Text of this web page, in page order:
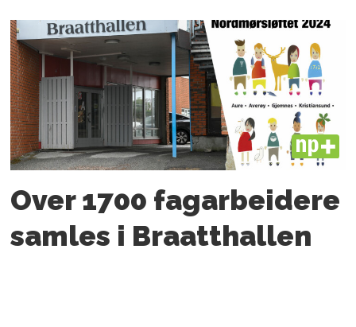
PLUS
Over 1700 fagarbeidere
samles i Braatthallen